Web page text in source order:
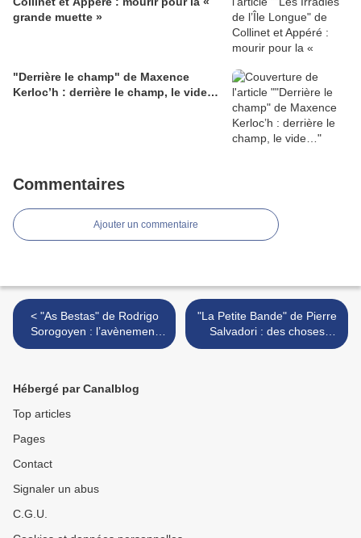
grande muette »
"Derrière le champ" de Maxence
Kerloc’h : derrière le champ, le vide…
Commentaires
Ajouter un commentaire
< "As Bestas" de Rodrigo
Sorogoyen : l’avènement
d’un immense réalisateur
"La Petite Bande" de Pierre
Salvadori : des choses
vraiment étranges... >
Hébergé par Canalblog
Top articles
Pages
Contact
Signaler un abus
C.G.U.